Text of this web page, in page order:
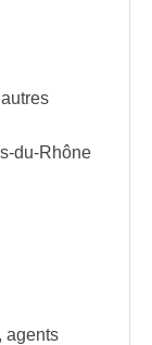
du-Rhône
agents